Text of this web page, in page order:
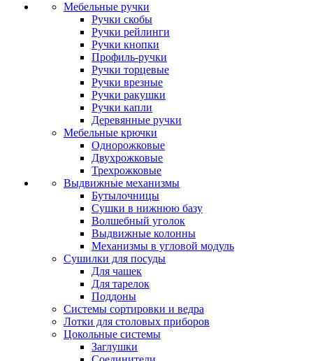
Мебельные ручки
Ручки скобы
Ручки рейлинги
Ручки кнопки
Профиль-ручки
Ручки торцевые
Ручки врезные
Ручки ракушки
Ручки капли
Деревянные ручки
Мебельные крючки
Однорожковые
Двухрожковые
Трехрожковые
Выдвижные механизмы
Бутылочницы
Сушки в нижнюю базу
Волшебный уголок
Выдвижные колонны
Механизмы в угловой модуль
Сушилки для посуды
Для чашек
Для тарелок
Поддоны
Системы сортировки и ведра
Лотки для столовых приборов
Цокольные системы
Заглушки